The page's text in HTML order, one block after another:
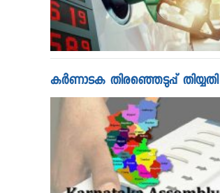
കർണാടക തിരഞ്ഞെടുപ്പ് തിയ്യതി